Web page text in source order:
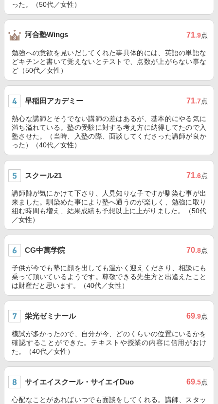
った。（50代／女性）
河合塾Wings 71.9点
勉強への意欲を見いだしてくれた事具体的には、英語の単語な
どキチンと書いて覚えないとテストで、点数が上がらない事な
ど（50代／女性）
早稲田アカデミー 71.7点
熱心な講師とそうでない講師の差はあるが、基本的にやる気に
満ち溢れている。塾の受験に対する考え方に納得してたので入
塾させた。（当時、入塾の際、面談してくださった講師が良か
った）（40代／女性）
スクール21 71.6点
講師陣が気にかけて下さり、人見知りな子ですが馴染む事が出
来ました。馴染めた事により塾へ通うのが楽しく、勉強に取り
組む時間も増え、結果成績も予想以上に上がりました。（50代
／女性）
CG中萬学院 70.8点
子供が今でも塾に顔を出しても温かく迎えくださり、相談にも
乗って頂いているようです。尊敬できる先生方と出逢えたこと
は財産だと思います。（40代／女性）
栄光ゼミナール 69.9点
模試が多かったので、自分が今、どのくらいの位置にいるかを
確認することができた。テキストや授業の内容に信用がおけ
た。（40代／女性）
サイエイスクール・サイエイDuo 69.5点
心配なことがあればいつでも面談をしてくれる。講師、スタッ